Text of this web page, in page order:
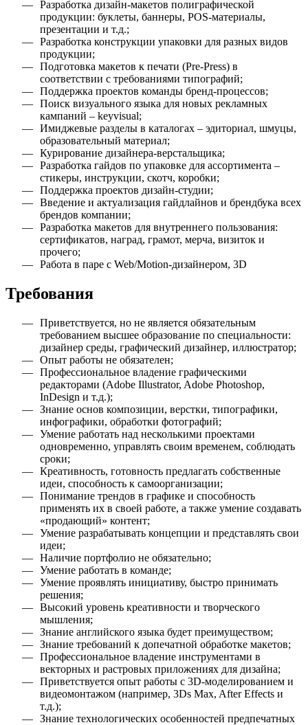
Разработка дизайн-макетов полиграфической
продукции: буклеты, баннеры, POS-материалы,
презентации и т.д.;
Разработка конструкции упаковки для разных видов
продукции;
Подготовка макетов к печати (Pre-Press) в
соответствии с требованиями типографий;
Поддержка проектов команды бренд-процессов;
Поиск визуального языка для новых рекламных
кампаний – keyvisual;
Имиджевые разделы в каталогах – эдиториал, шмуцы,
образовательный материал;
Курирование дизайнера-верстальщика;
Разработка гайдов по упаковке для ассортимента –
стикеры, инструкции, скотч, коробки;
Поддержка проектов дизайн-студии;
Введение и актуализация гайдлайнов и брендбука всех
брендов компании;
Разработка макетов для внутреннего пользования:
сертификатов, наград, грамот, мерча, визиток и
прочего;
Работа в паре с Web/Motion-дизайнером, 3D
Требования
Приветствуется, но не является обязательным
требованием высшее образование по специальности:
дизайнер среды, графический дизайнер, иллюстратор;
Опыт работы не обязателен;
Профессиональное владение графическими
редакторами (Adobe Illustrator, Adobe Photoshop,
InDesign и т.д.);
Знание основ композиции, верстки, типографики,
инфографики, обработки фотографий;
Умение работать над несколькими проектами
одновременно, управлять своим временем, соблюдать
сроки;
Креативность, готовность предлагать собственные
идеи, способность к самоорганизации;
Понимание трендов в графике и способность
применять их в своей работе, а также умение создавать
«продающий» контент;
Умение разрабатывать концепции и представлять свои
идеи;
Наличие портфолио не обязательно;
Умение работать в команде;
Умение проявлять инициативу, быстро принимать
решения;
Высокий уровень креативности и творческого
мышления;
Знание английского языка будет преимуществом;
Знание требований к допечатной обработке макетов;
Профессиональное владение инструментами в
векторных и растровых приложениях для дизайна;
Приветствуется опыт работы с 3D-моделированием и
видеомонтажом (например, 3Ds Max, After Effects и
т.д.);
Знание технологических особенностей предпечатных